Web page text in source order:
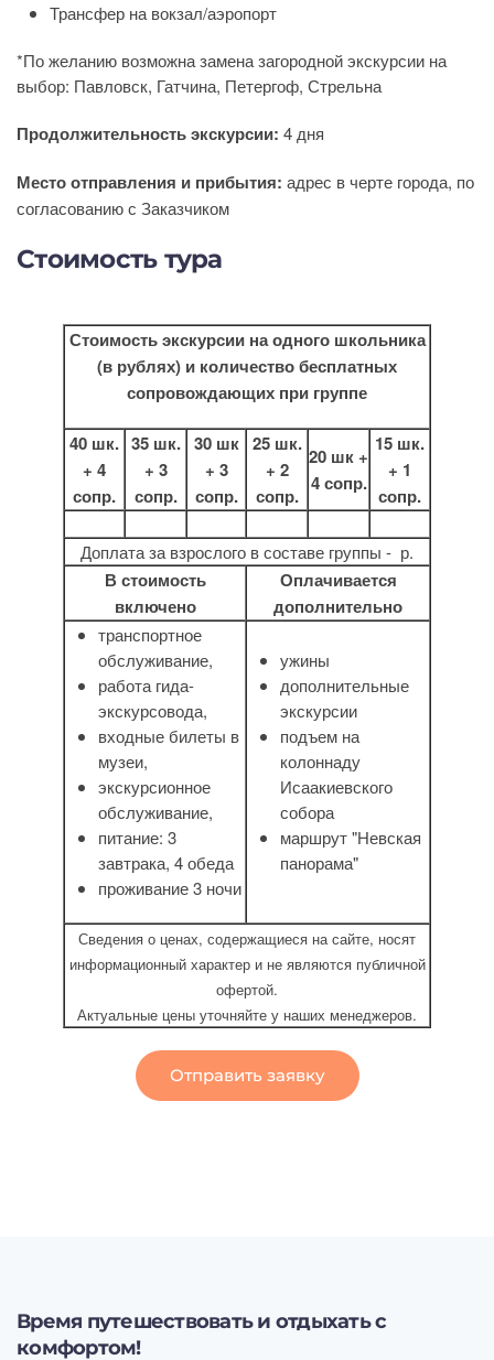
Трансфер на вокзал/аэропорт
*По желанию возможна замена загородной экскурсии на
выбор: Павловск, Гатчина, Петергоф, Стрельна
Продолжительность экскурсии: 4 дня
Место отправления и прибытия: адрес в черте города, по
согласованию с Заказчиком
Стоимость тура
Стоимость экскурсии на одного школьника
(в рублях) и количество бесплатных
сопровождающих при группе
40 шк.
+ 4
сопр.
35 шк.
+ 3
сопр.
30 шк
+ 3
сопр.
25 шк.
+ 2
сопр.
20 шк +
4 сопр.
15 шк.
+ 1
сопр.
Доплата за взрослого в составе группы - р.
В стоимость
включено
Оплачивается
дополнительно
транспортное
обслуживание,
работа гида-
экскурсовода,
входные билеты в
музеи,
экскурсионное
обслуживание,
питание: 3
завтрака, 4 обеда
проживание 3 ночи
ужины
дополнительные
экскурсии
подъем на
колоннаду
Исаакиевского
собора
маршрут "Невская
панорама"
Сведения о ценах, содержащиеся на сайте, носят
информационный характер и не являются публичной
офертой.
Актуальные цены уточняйте у наших менеджеров.
Отправить заявку
Время путешествовать и отдыхать с
комфортом!